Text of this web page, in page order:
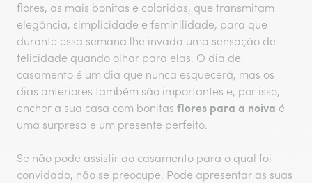
flores, as mais bonitas e coloridas, que transmitam
elegância, simplicidade e feminilidade, para que
durante essa semana lhe invada uma sensação de
felicidade quando olhar para elas. O dia de
casamento é um dia que nunca esquecerá, mas os
dias anteriores também são importantes e, por isso,
encher a sua casa com bonitas flores para a noiva é
uma surpresa e um presente perfeito.
Se não pode assistir ao casamento para o qual foi
convidado, não se preocupe. Pode apresentar as suas